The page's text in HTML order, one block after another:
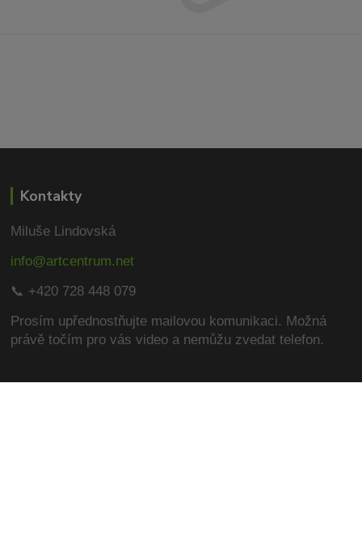
Kontakty
Miluše Lindovská
info@artcentrum.net
📞 +420 728 448 079
Prosím upřednostňujte mailovou komunikaci. Možná
právě točím pro vás video a nemůžu zvedat telefon.